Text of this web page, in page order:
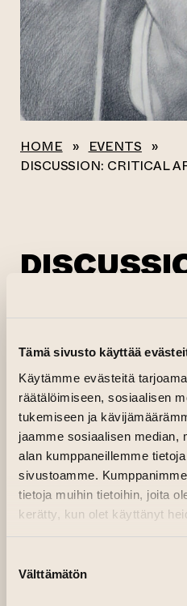
Tämä sivusto käyttää
Käytämme evästeitä
räätälöimiseen, sosiaalisen
tukemiseen ja
jaamme sosiaalisen median,
alan kumppaneillemme
sivustoamme.
tietoja muihin tietoihin, joita
kerätty, kun olet käyttänyt
valinta
Välttämätön
HOME » EVENTS »
DISCUSSION: CRITICAL
19.10.2024 kl. 15.30—17.00
01.01.1970 kl. 00.00
Critical Gallery
Organiser:Kriittinen
Critical Artistic
discussion are artist
Rahaa, visual artist,
editorElham Rahmati,
Vuoria, Executive